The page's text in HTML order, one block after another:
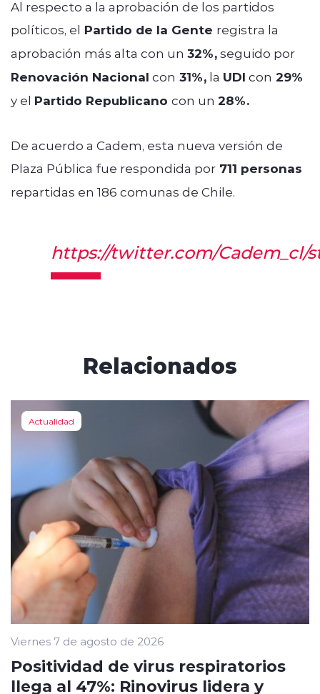
Al respecto a la aprobación de los partidos
políticos, el Partido de la Gente registra la
aprobación más alta con un 32%,seguido por
Renovación Nacional con 31%, la UDI con 29%
y el Partido Republicano con un 28%.
De acuerdo a Cadem, esta nueva versión de
Plaza Pública fue respondida por 711 personas
repartidas en 186 comunas de Chile.
https://twitter.com/Cadem_cl/
Relacionados
Actualidad
Viernes 7 de agosto de 2026
Positividad de virus respiratorios
llega al 47%: Rinovirus lidera y